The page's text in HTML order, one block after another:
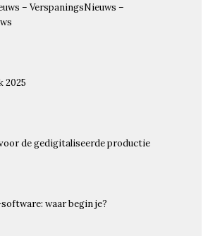
– VerspaningsNieuws –
2025
de gedigitaliseerde productie
waar begin je?